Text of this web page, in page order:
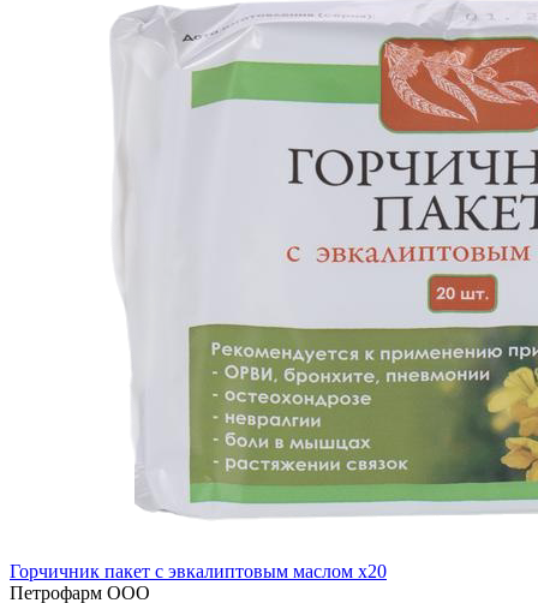
Горчичник пакет с эвкалиптовым маслом x20
Петрофарм ООО